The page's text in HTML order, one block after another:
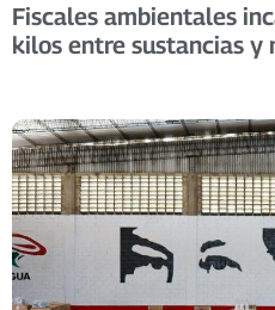
Fiscales ambientales
kilos entre sustancias y